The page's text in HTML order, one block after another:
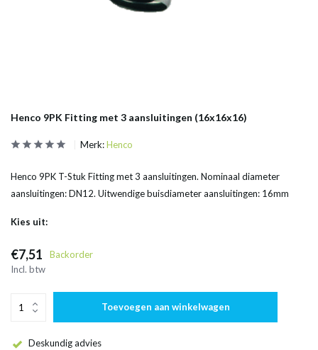
Henco 9PK Fitting met 3 aansluitingen (16x16x16)
Merk:Henco
Henco 9PK T-Stuk Fitting met 3 aansluitingen. Nominaal diameter
aansluitingen: DN12. Uitwendige buisdiameter aansluitingen: 16mm
Kies uit:
€7,51
Backorder
Incl. btw
Toevoegen aan winkelwagen
Deskundig advies